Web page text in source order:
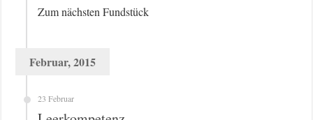
Zum nächsten Fundstück
Februar, 2015
23 Februar